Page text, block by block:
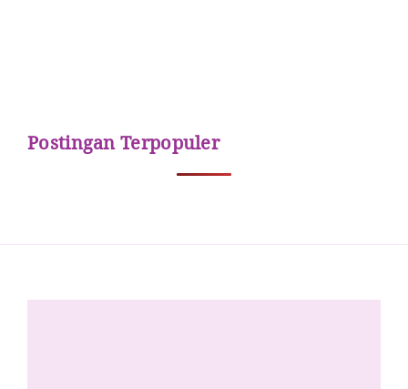
Postingan Terpopuler